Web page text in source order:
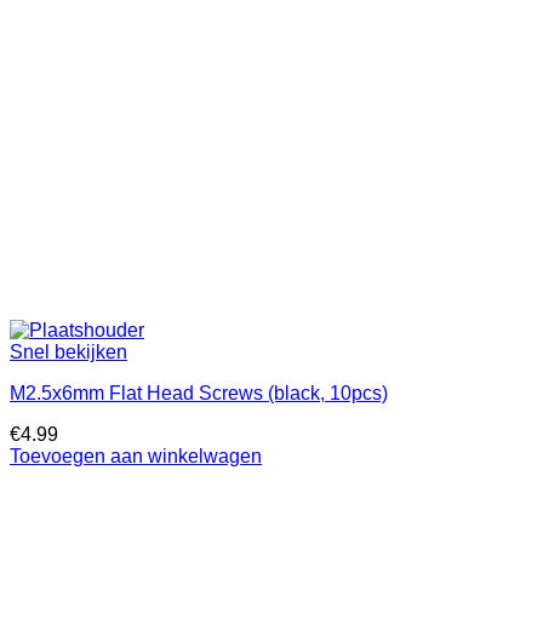
Snel bekijken
M2.5x6mm Flat Head Screws (black, 10pcs)
€4.99
Toevoegen aan winkelwagen